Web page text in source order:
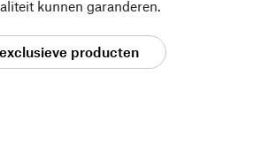
kunnen garanderen.
producten